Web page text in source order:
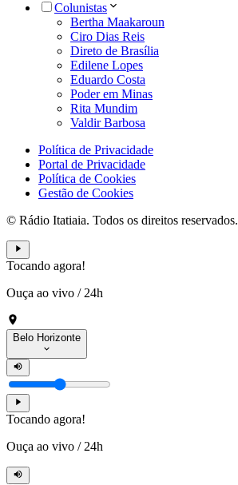
Colunistas
Bertha Maakaroun
Ciro Dias Reis
Direto de Brasília
Edilene Lopes
Eduardo Costa
Poder em Minas
Rita Mundim
Valdir Barbosa
Política de Privacidade
Portal de Privacidade
Política de Cookies
Gestão de Cookies
© Rádio Itatiaia. Todos os direitos reservados.
Tocando agora!
Ouça ao vivo / 24h
Belo Horizonte
Tocando agora!
Ouça ao vivo / 24h